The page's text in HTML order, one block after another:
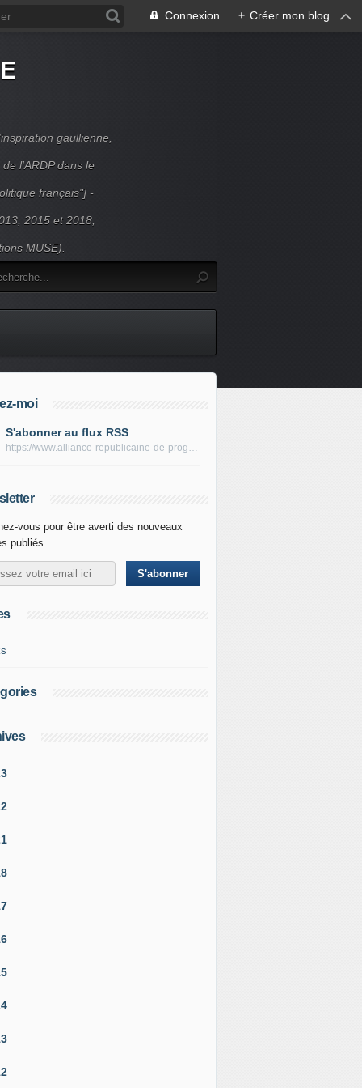
Connexion + Créer mon blog
gaullienne,
l'ARDP dans le
français"] -
2015 et 2018,
MUSE).
moi
S'abonner au flux RSS
https://www.alliance-republicaine-de-progres.com/rss
vous pour être averti des nouveaux
publiés.